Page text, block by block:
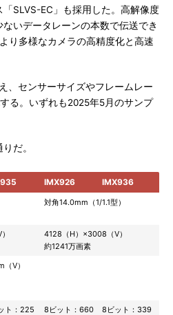
SLVS-EC」も採用した。高解像度
いデータレーンの本数で伝送でき
り多様なカメラの高精度化と高速
、センサーサイズやフレームレー
る。いずれも2025年5月のサンプ
だ。
IMX926 IMX936
対角14.0mm（1/1.1型）
4128（H）×3008（V）
約1241万画素
V）
ト：225
8ビット：660
8ビット：339